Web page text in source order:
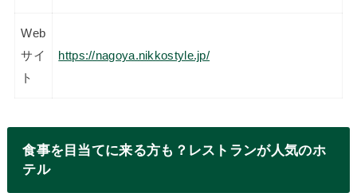
Web
サイ
ト
https://nagoya.nikkostyle.jp/
食事を目当てに来る方も？レストランが人気のホ
テル